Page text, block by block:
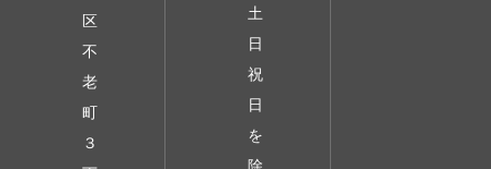
区
不
老
町
３
土
日
祝
日
を